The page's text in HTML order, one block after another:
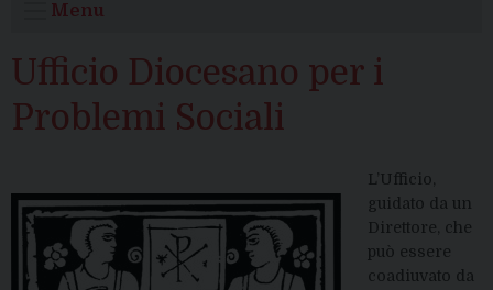
Menu
Ufficio Diocesano per i
Problemi Sociali
L’Ufficio,
guidato da un
Direttore, che
può essere
coadiuvato da